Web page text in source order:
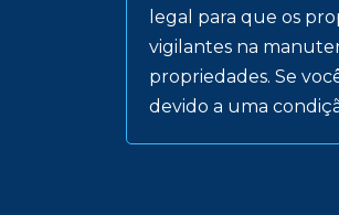
legal para que os
vigilantes na
propriedades. Se
devido a uma